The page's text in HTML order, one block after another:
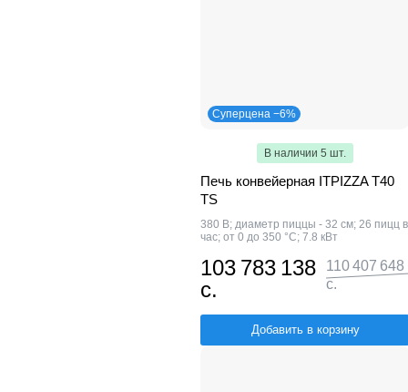
Суперцена −6%
В наличии 5 шт.
Печь конвейерная ITPIZZA T40
TS
380 В; диаметр пиццы - 32 см; 26 пицц в
час; от 0 до 350 °С; 7.8 кВт
103 783 138
с.
110 407 648
с.
Добавить в корзину